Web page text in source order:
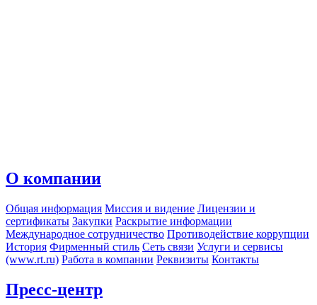
О компании
Общая информация Миссия и видение Лицензии и
сертификаты Закупки Раскрытие информации
Международное сотрудничество Противодействие коррупции
История Фирменный стиль Сеть связи Услуги и сервисы
(www.rt.ru) Работа в компании Реквизиты Контакты
Пресс-центр